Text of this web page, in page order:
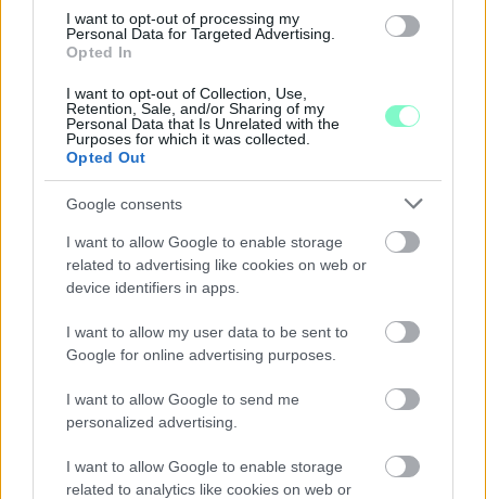
I want to opt-out of processing my
Personal Data for Targeted Advertising.
Opted In
I want to opt-out of Collection, Use,
Retention, Sale, and/or Sharing of my
Personal Data that Is Unrelated with the
Purposes for which it was collected.
Opted Out
Google consents
I want to allow Google to enable storage
related to advertising like cookies on web or
device identifiers in apps.
I want to allow my user data to be sent to
Google for online advertising purposes.
I want to allow Google to send me
personalized advertising.
I want to allow Google to enable storage
related to analytics like cookies on web or
LAKOSSÁGI FÓRUMON MUTATJÁK BE A
GYŐRSZENTIVÁNI KÖR TÉR FELÚJÍTÁSÁNAK
TERVEIT
kerékpárút építéséről is tájékoztatják az
érdeklődőket.
Szólj hozzá!